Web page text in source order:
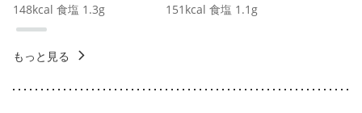
148kcal 食塩 1.3g 151 kcal 食塩 1.1 g
もっと見る